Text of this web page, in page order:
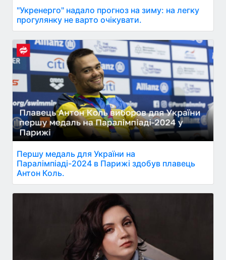
"Укренерго" надало прогноз на зиму: на легку
прогулянку не варто очікувати.
Першу медаль для України на
Паралімпіаді-2024 в Парижі здобув плавець
Антон Коль.